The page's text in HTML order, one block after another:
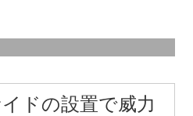
ドの設置で威力